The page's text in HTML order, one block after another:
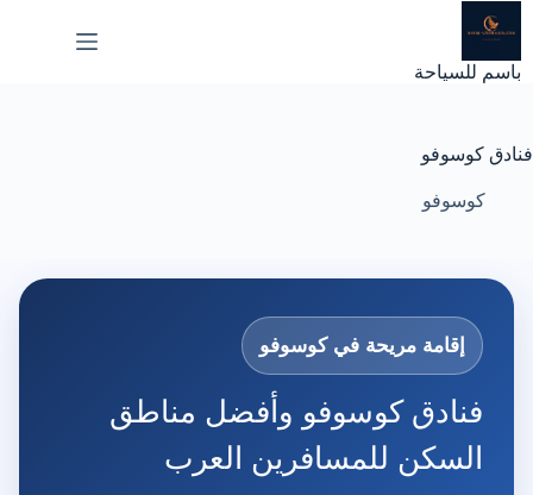
إلى
باسم للسياحة
فنادق كوسوفو
كوسوفو
إقامة مريحة في كوسوفو
فنادق كوسوفو وأفضل مناطق
السكن للمسافرين العرب